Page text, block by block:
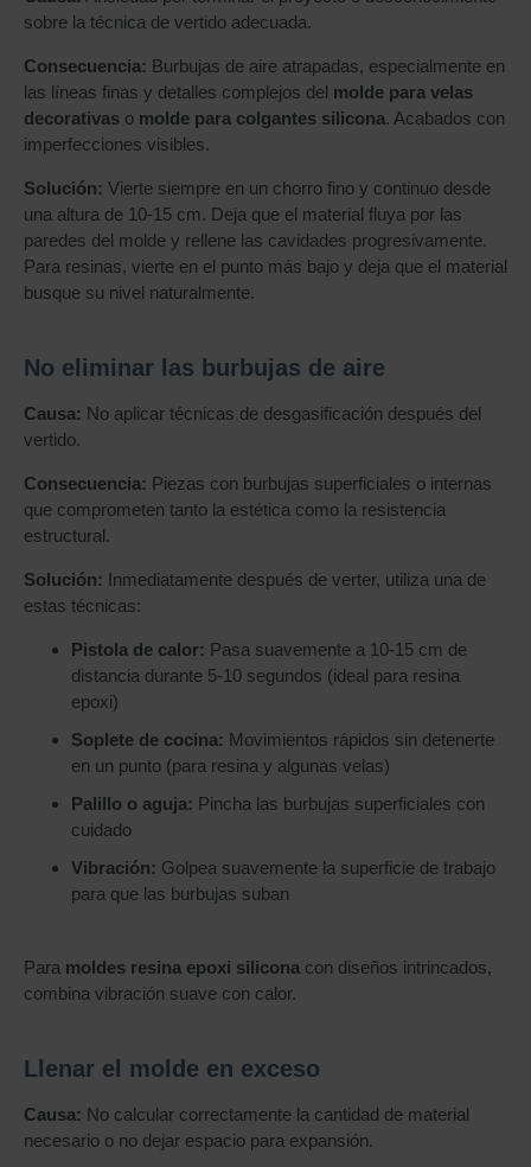
sobre la técnica de vertido adecuada.
Consecuencia: Burbujas de aire atrapadas, especialmente en
las líneas finas y detalles complejos del molde para velas
decorativas o molde para colgantes silicona. Acabados con
imperfecciones visibles.
Solución: Vierte siempre en un chorro fino y continuo desde
una altura de 10-15 cm. Deja que el material fluya por las
paredes del molde y rellene las cavidades progresivamente.
Para resinas, vierte en el punto más bajo y deja que el material
busque su nivel naturalmente.
No eliminar las burbujas de aire
Causa: No aplicar técnicas de desgasificación después del
vertido.
Consecuencia: Piezas con burbujas superficiales o internas
que comprometen tanto la estética como la resistencia
estructural.
Solución: Inmediatamente después de verter, utiliza una de
estas técnicas:
Pistola de calor: Pasa suavemente a 10-15 cm de
distancia durante 5-10 segundos (ideal para resina
epoxi)
Soplete de cocina: Movimientos rápidos sin detenerte
en un punto (para resina y algunas velas)
Palillo o aguja: Pincha las burbujas superficiales con
cuidado
Vibración: Golpea suavemente la superficie de trabajo
para que las burbujas suban
Para moldes resina epoxi silicona con diseños intrincados,
combina vibración suave con calor.
Llenar el molde en exceso
Causa: No calcular correctamente la cantidad de material
necesario o no dejar espacio para expansión.